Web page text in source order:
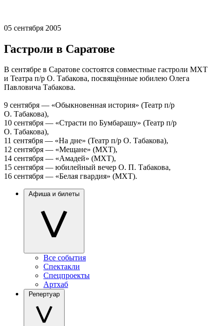
05 сентября 2005
Гастроли в Саратове
В сентябре в Саратове состоятся совместные гастроли МХТ
и Театра п/р О. Табакова, посвящённые юбилею Олега
Павловича Табакова.
9 сентября — «Обыкновенная история» (Театр п/р
О. Табакова),
10 сентября — «Страсти по Бумбарашу» (Театр п/р
О. Табакова),
11 сентября — «На дне» (Театр п/р О. Табакова),
12 сентября — «Мещане» (МХТ),
14 сентября — «Амадей» (МХТ),
15 сентября — юбилейный вечер О. П. Табакова,
16 сентября — «Белая гвардия» (МХТ).
Афиша и билеты
Все события
Спектакли
Спецпроекты
Артхаб
Репертуар